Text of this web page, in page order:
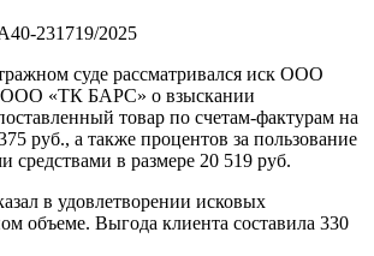
231719/2025
суде рассматривался иск ООО
«ТК БАРС» о взыскании
товар по счетам-фактурам на
руб., а также процентов за пользование
в размере 20 519 руб.
в удовлетворении исковых
объеме. Выгода клиента составила 330